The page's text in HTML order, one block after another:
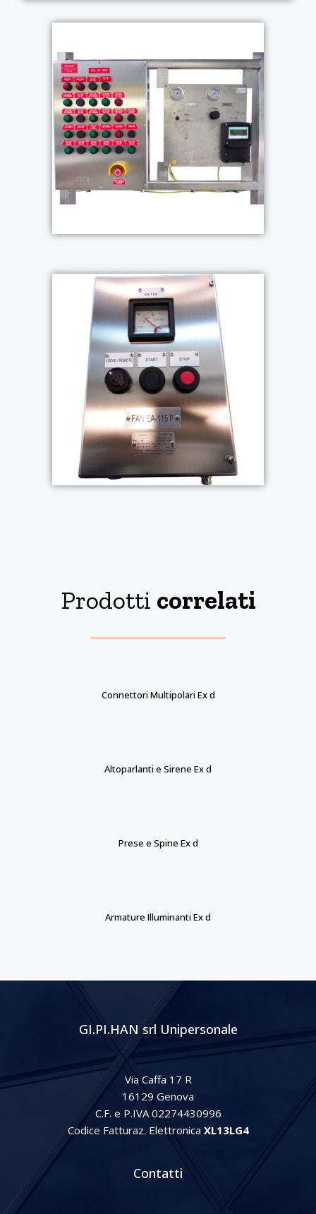
Prodotti correlati
Connettori Multipolari Ex d
Altoparlanti e Sirene Ex d
Prese e Spine Ex d
Armature Illuminanti Ex d
GI.PI.HAN srl Unipersonale
Via Caffa 17 R
16129 Genova
C.F. e P.IVA 02274430996
Codice Fatturaz. Elettronica XL13LG4
Contatti